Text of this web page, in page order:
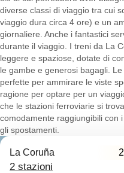
diverse classi di viaggio tra cui
viaggio dura circa 4 ore) e un
giornaliere. Anche i fantastici
durante il viaggio. I treni da La
leggere e spaziose, dotate di
le gambe e generosi bagagli.
perfette per ammirare le viste
ragione per optare per un
che le stazioni ferroviarie si
comodamente raggiungibili con
gli spostamenti.
La Coruña
2 stazioni